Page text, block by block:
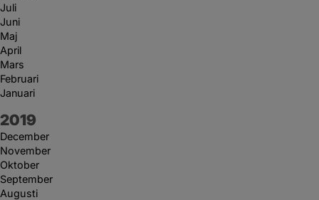
Juli
Juni
Maj
April
Mars
Februari
Januari
År:
2019
December
November
Oktober
September
Augusti